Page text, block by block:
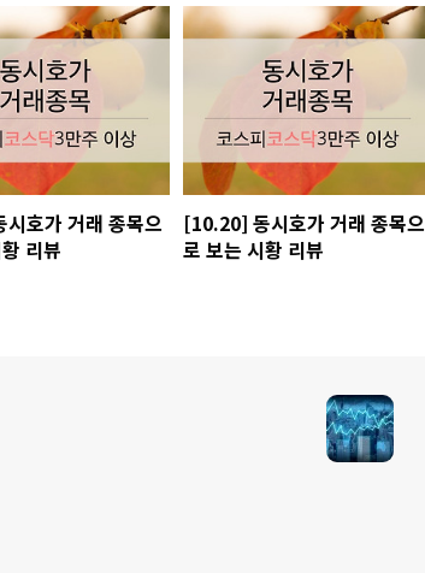
호가 거래 종목으
리뷰
[10.20] 동시호가 거래 종목으
로 보는 시황 리뷰